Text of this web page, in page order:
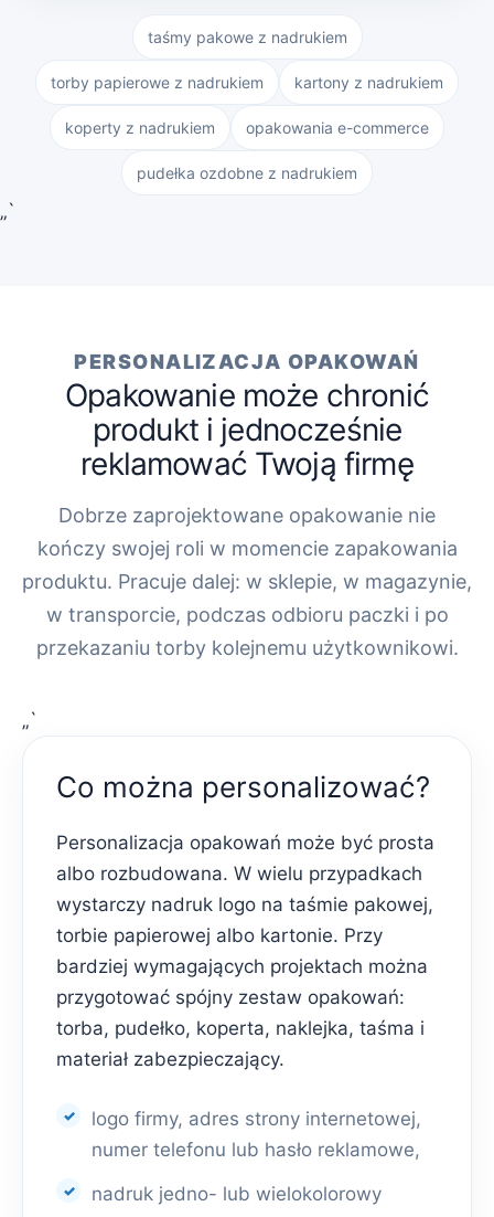
taśmy pakowe z nadrukiem
torby papierowe z nadrukiem kartony z nadrukiem
koperty z nadrukiem opakowania e-commerce
pudełka ozdobne z nadrukiem
„`
PERSONALIZACJA OPAKOWAŃ
Opakowanie może chronić
produkt i jednocześnie
reklamować Twoją firmę
Dobrze zaprojektowane opakowanie nie
kończy swojej roli w momencie zapakowania
produktu. Pracuje dalej: w sklepie, w magazynie,
w transporcie, podczas odbioru paczki i po
przekazaniu torby kolejnemu użytkownikowi.
„`
Co można personalizować?
Personalizacja opakowań może być prosta
albo rozbudowana. W wielu przypadkach
wystarczy nadruk logo na taśmie pakowej,
torbie papierowej albo kartonie. Przy
bardziej wymagających projektach można
przygotować spójny zestaw opakowań:
torba, pudełko, koperta, naklejka, taśma i
materiał zabezpieczający.
logo firmy, adres strony internetowej,
numer telefonu lub hasło reklamowe,
nadruk jedno- lub wielokolorowy